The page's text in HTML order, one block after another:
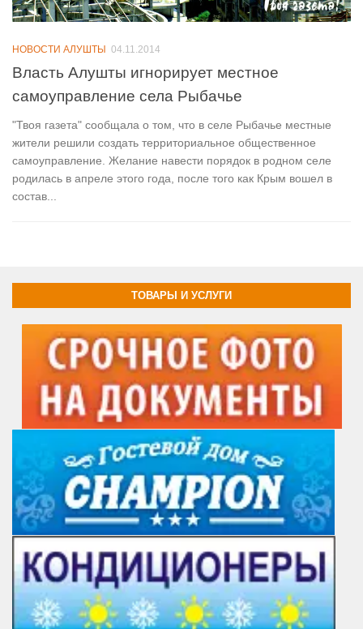
НОВОСТИ АЛУШТЫ 04.11.2014
Власть Алушты игнорирует местное
самоуправление села Рыбачье
"Твоя газета" сообщала о том, что в селе Рыбачье местные
жители решили создать территориальное общественное
самоуправление. Желание навести порядок в родном селе
родилась в апреле этого года, после того как Крым вошел в
состав...
ТОВАРЫ И УСЛУГИ